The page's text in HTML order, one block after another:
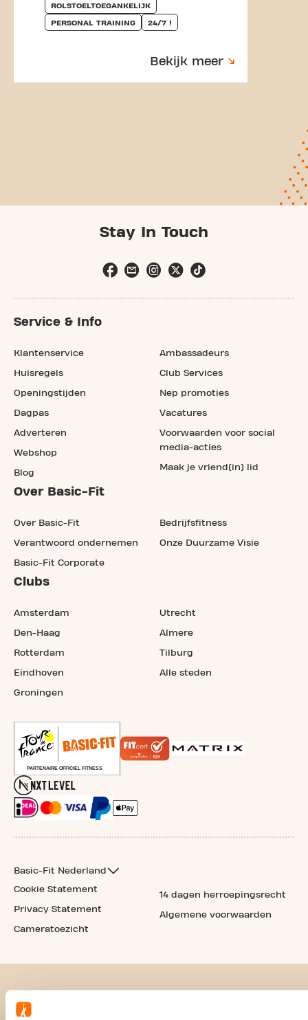
ROLSTOELTOEGANKELIJK
PERSONAL TRAINING 24/7 !
Bekijk meer
Stay In Touch
Service & Info
Klantenservice
Huisregels
Openingstijden
Dagpas
Adverteren
Webshop
Blog
Ambassadeurs
Club Services
Nep promoties
Vacatures
Voorwaarden voor social
media-acties
Maak je vriend(in) lid
Over Basic-Fit
Over Basic-Fit
Verantwoord ondernemen
Basic-Fit Corporate
Bedrijfsfitness
Onze Duurzame Visie
Clubs
Amsterdam
Den-Haag
Rotterdam
Eindhoven
Groningen
Utrecht
Almere
Tilburg
Alle steden
Basic-Fit Nederland
Cookie Statement
Privacy Statement
Cameratoezicht
14 dagen herroepingsrecht
Algemene voorwaarden